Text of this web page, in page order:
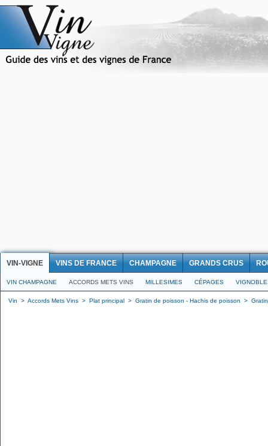
VIN-VIGNE VINS DE FRANCE CHAMPAGNE GRANDS CRUS
VIN CHAMPAGNE ACCORDS METS VINS MILLESIMES CÉPAGES
Vin > Accords Mets Vins > Plat principal > Gratin de poisson - Hachis de poisson >